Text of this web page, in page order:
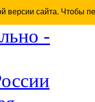
версии сайта. Чтобы
-